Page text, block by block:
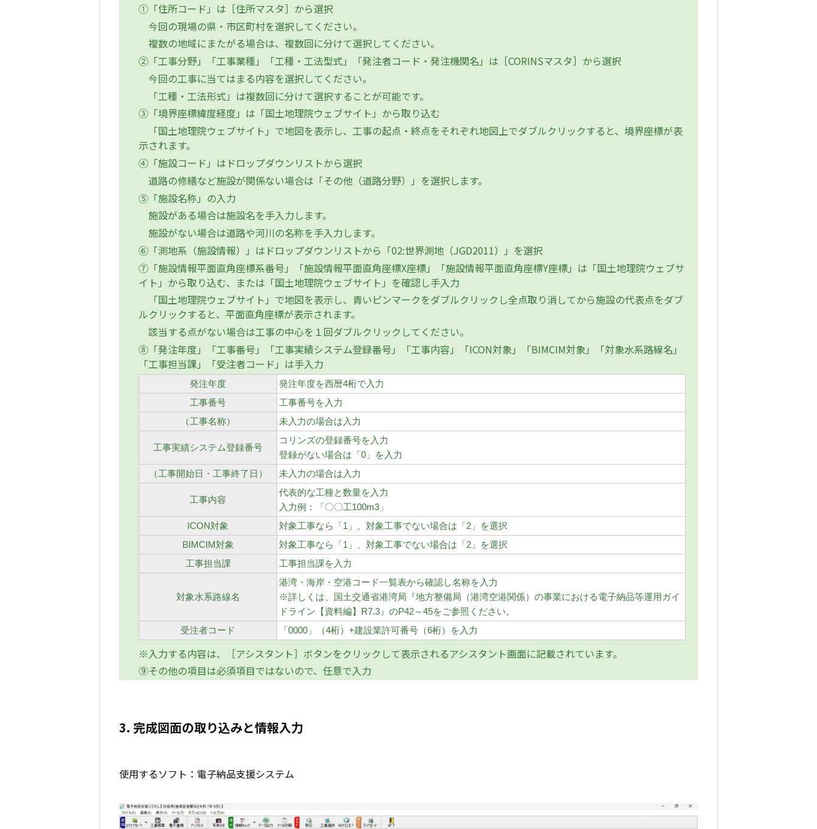
①「住所コード」は［住所マスタ］から選択
今回の現場の県・市区町村を選択してください。
複数の地域にまたがる場合は、複数回に分けて選択してください。
②「工事分野」「工事業種」「工種・工法型式」「発注者コード・発注機関名」は［CORINSマスタ］から選択
今回の工事に当てはまる内容を選択してください。
「工種・工法形式」は複数回に分けて選択することが可能です。
③「境界座標緯度経度」は「国土地理院ウェブサイト」から取り込む
「国土地理院ウェブサイト」で地図を表示し、工事の起点・終点をそれぞれ地図上でダブルクリックすると、境界座標が表
示されます。
④「施設コード」はドロップダウンリストから選択
道路の修繕など施設が関係ない場合は「その他（道路分野）」を選択します。
⑤「施設名称」の入力
施設がある場合は施設名を手入力します。
施設がない場合は道路や河川の名称を手入力します。
⑥「測地系（施設情報）」はドロップダウンリストから「02:世界測地（JGD2011）」を選択
⑦「施設情報平面直角座標系番号」「施設情報平面直角座標X座標」「施設情報平面直角座標Y座標」は「国土地理院ウェブサ
イト」から取り込む、または「国土地理院ウェブサイト」を確認し手入力
「国土地理院ウェブサイト」で地図を表示し、青いピンマークをダブルクリックし全点取り消してから施設の代表点をダブ
ルクリックすると、平面直角座標が表示されます。
該当する点がない場合は工事の中心を１回ダブルクリックしてください。
⑧「発注年度」「工事番号」「工事実績システム登録番号」「工事内容」「ICON対象」「BIMCIM対象」「対象水系路線名」
「工事担当課」「受注者コード」は手入力
発注年度
発注年度を西暦4桁で入力
工事番号
工事番号を入力
（工事名称）
未入力の場合は入力
工事実績システム登録番号
コリンズの登録番号を入力
登録がない場合は「0」を入力
（工事開始日・工事終了日）
未入力の場合は入力
工事内容
代表的な工種と数量を入力
入力例：「〇〇工100m3」
ICON対象
対象工事なら「1」、対象工事でない場合は「2」を選択
BIMCIM対象
対象工事なら「1」、対象工事でない場合は「2」を選択
工事担当課
工事担当課を入力
対象水系路線名
港湾・海岸・空港コード一覧表から確認し名称を入力
※詳しくは、国土交通省港湾局『地方整備局（港湾空港関係）の事業における電子納品等運用ガイ
ドライン【資料編】R7.3』のP42～45をご参照ください。
受注者コード
「0000」（4桁）+建設業許可番号（6桁）を入力
※入力する内容は、［アシスタント］ボタンをクリックして表示されるアシスタント画面に記載されています。
⑨その他の項目は必須項目ではないので、任意で入力
3. 完成図面の取り込みと情報入力
使用するソフト：電子納品支援システム